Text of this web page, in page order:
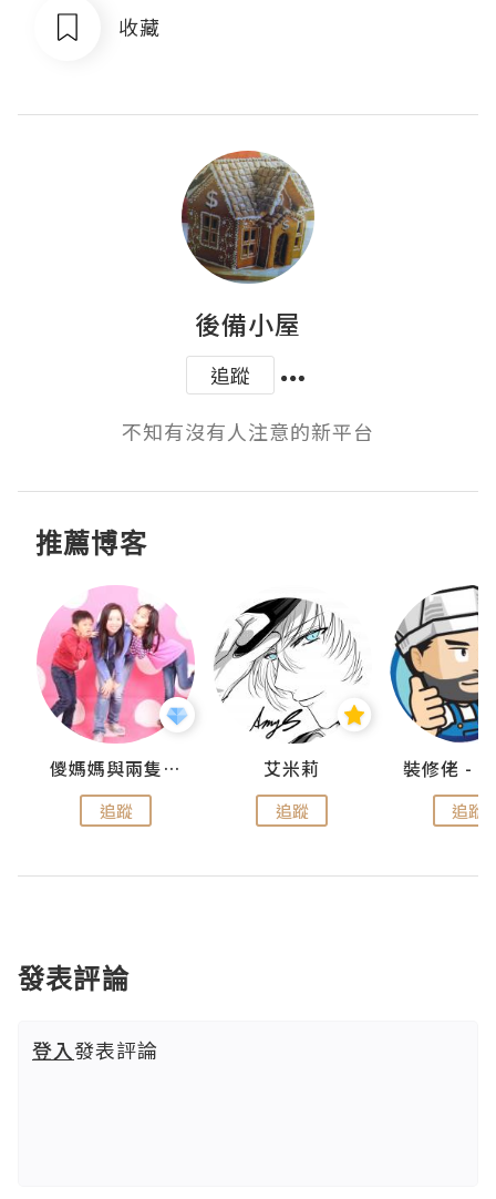
收藏
後備小屋
追蹤
不知有沒有人注意的新平台
推薦博客
儍媽媽與兩隻小魔怪之家
追蹤
艾米莉
追蹤 追蹤
發表評論
登入發表評論